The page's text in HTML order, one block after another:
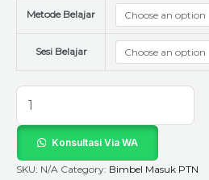
Metode Belajar
Sesi Belajar
Konsultasi Via WA
SKU: N/A Category: Bimbel Masuk PTN